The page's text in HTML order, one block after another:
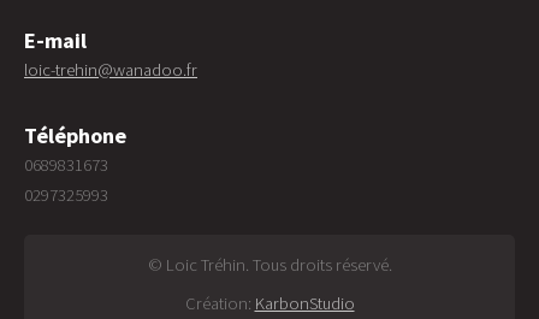
E-mail
loic-trehin@wanadoo.fr
Téléphone
0689831673
0297325993
© Loic Tréhin. Tous droits réservé.
Création: KarbonStudio